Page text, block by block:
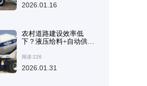
2026.01.16
农村道路建设效率低
下？液压给料+自动供水
更安全。
阅读:226
2026.01.31